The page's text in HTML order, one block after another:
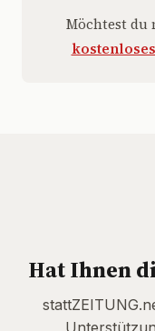
Möchtest du
Hat Ihnen